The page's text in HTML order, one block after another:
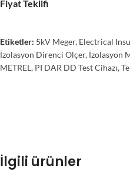
Fiyat Teklifi
Etiketler: 5kV Meger, Electrical
İzolasyon Direnci Ölçer, İzolasyon
METREL, PI DAR DD Test Cihazı,
İlgili ürünler